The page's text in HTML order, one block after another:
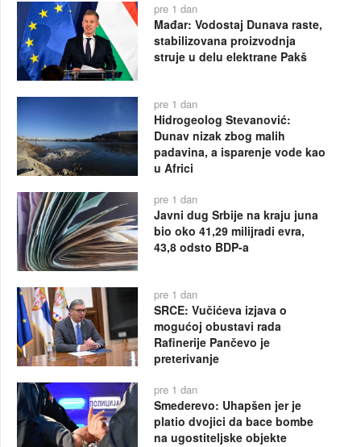
pre 1 dan
Mađar: Vodostaj Dunava raste,
stabilizovana proizvodnja
struje u delu elektrane Pakš
pre 1 dan
Hidrogeolog Stevanović:
Dunav nizak zbog malih
padavina, a isparenje vode kao
u Africi
pre 1 dan
Javni dug Srbije na kraju juna
bio oko 41,29 milijradi evra,
43,8 odsto BDP-a
pre 1 dan
SRCE: Vučićeva izjava o
mogućoj obustavi rada
Rafinerije Pančevo je
preterivanje
pre 1 dan
Smederevo: Uhapšen jer je
platio dvojici da bace bombe
na ugostiteljske objekte